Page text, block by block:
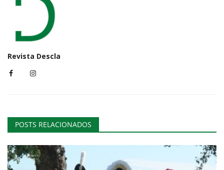
Revista Descla
POSTS RELACIONADOS